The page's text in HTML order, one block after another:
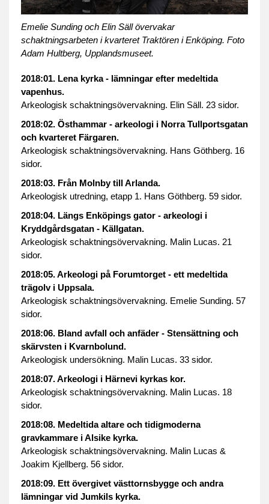
Emelie Sunding och Elin Säll övervakar
schaktningsarbeten i kvarteret Traktören i Enköping. Foto
Adam Hultberg, Upplandsmuseet.
2018:01. Lena kyrka - lämningar efter medeltida
vapenhus.
Arkeologisk schaktningsövervakning. Elin Säll. 23 sidor.
2018:02. Östhammar - arkeologi i Norra Tullportsgatan
och kvarteret Färgaren.
Arkeologisk schaktningsövervakning. Hans Göthberg. 16
sidor.
2018:03. Från Molnby till Arlanda.
Arkeologisk utredning, etapp 1. Hans Göthberg. 59 sidor.
2018:04. Längs Enköpings gator - arkeologi i
Kryddgårdsgatan - Källgatan.
Arkeologisk schaktningsövervakning. Malin Lucas. 21
sidor.
2018:05. Arkeologi på Forumtorget - ett medeltida
trägolv i Uppsala.
Arkeologisk schaktningsövervakning. Emelie Sunding. 57
sidor.
2018:06. Bland avfall och anfäder - Stensättning och
skärvsten i Kvarnbolund.
Arkeologisk undersökning. Malin Lucas. 33 sidor.
2018:07. Arkeologi i Härnevi kyrkas kor.
Arkeologisk schaktningsövervakning. Malin Lucas. 18
sidor.
2018:08. Medeltida altare och tidigmoderna
gravkammare i Alsike kyrka.
Arkeologisk schaktningsövervakning. Malin Lucas &
Joakim Kjellberg. 56 sidor.
2018:09. Ett övergivet västtornsbygge och andra
lämningar vid Jumkils kyrka.